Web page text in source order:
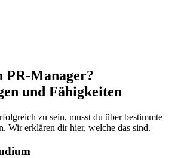
PR-Manager?
und Fähigkeiten
zu sein, musst du über bestimmte
Wir erklären dir hier, welche das sind.